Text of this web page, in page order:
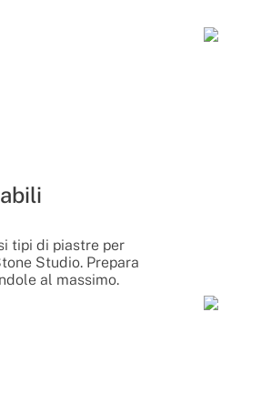
tipi di piastre per
Studio. Prepara
al massimo.